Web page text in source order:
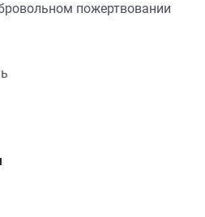
пожертвовании